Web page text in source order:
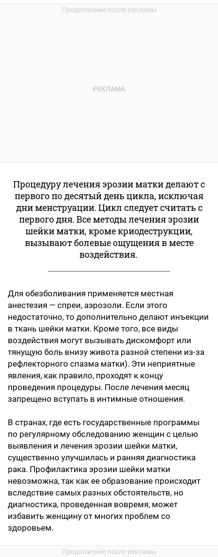
Процедуру лечения эрозии матки делают с
первого по десятый день цикла, исключая
дни менструации. Цикл следует считать с
первого дня. Все методы лечения эрозии
шейки матки, кроме криодеструкции,
вызывают болевые ощущения в месте
воздействия.
Для обезболивания применяется местная
анестезия — спреи, аэрозоли. Если этого
недостаточно, то дополнительно делают инъекции
в ткань шейки матки. Кроме того, все виды
воздействия могут вызывать дискомфорт или
тянущую боль внизу живота разной степени из-за
рефлекторного спазма матки). Эти неприятные
явления, как правило, проходят к концу
проведения процедуры. После лечения месяц
запрещено вступать в интимные отношения.
В странах, где есть государственные программы
по регулярному обследованию женщин с целью
выявления и лечения эрозии шейки матки,
существенно улучшилась и ранняя диагностика
рака. Профилактика эрозии шейки матки
невозможна, так как ее образование происходит
вследствие самых разных обстоятельств, но
диагностика, проведенная вовремя, может
избавить женщину от многих проблем со
здоровьем.